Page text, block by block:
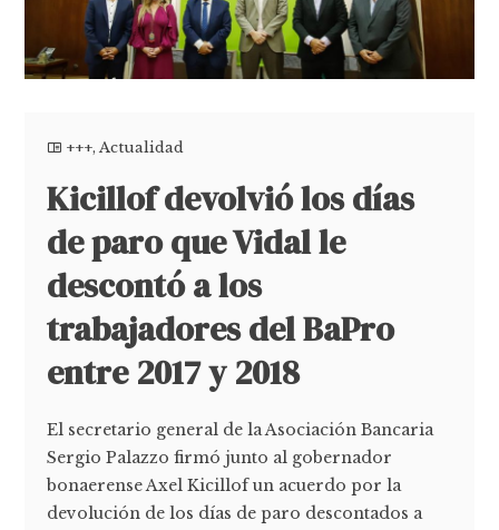
+++,Actualidad
Kicillof devolvió los días
de paro que Vidal le
descontó a los
trabajadores del BaPro
entre 2017 y 2018
El secretario general de la Asociación Bancaria
Sergio Palazzo firmó junto al gobernador
bonaerense Axel Kicillof un acuerdo por la
devolución de los días de paro descontados a